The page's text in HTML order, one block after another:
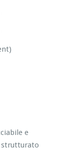
e
strutturato